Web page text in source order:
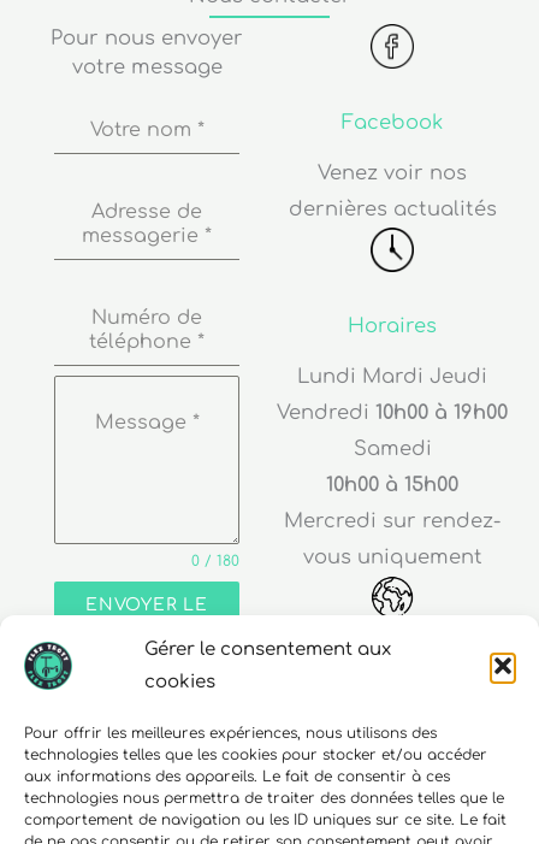
Gérer le consentement aux
cookies
Pour offrir les meilleures expériences, nous utilisons des
technologies telles que les cookies pour stocker et/ou accéder
aux informations des appareils. Le fait de consentir à ces
technologies nous permettra de traiter des données telles que le
comportement de navigation ou les ID uniques sur ce site. Le fait
Pour nous envoyer
votre message
Votre nom *
Adresse de
messagerie *
Numéro de
téléphone *
Message *
0 / 180
ENVOYER LE
Facebook
Venez voir nos
dernières actualités
Horaires
Lundi Mardi Jeudi
Vendredi 10h00 à 19h00
Samedi
10h00 à 15h00
Mercredi sur rendez-
vous uniquement
30 rue Edouard Richard
68000 Colmar